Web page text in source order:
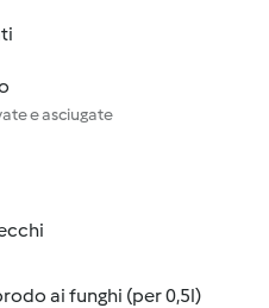
e asciugate
ai funghi (per 0,5l)